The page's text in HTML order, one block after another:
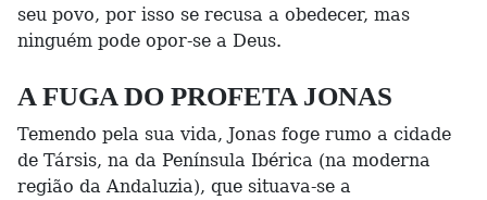
seu povo, por isso se recusa a obedecer, mas
ninguém pode opor-se a Deus.
A FUGA DO PROFETA JONAS
Temendo pela sua vida, Jonas foge rumo a cidade
de Társis, na da Península Ibérica (na moderna
região da Andaluzia), que situava-se a